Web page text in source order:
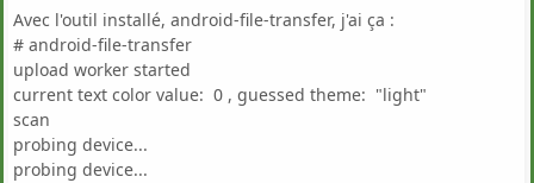
Avec l'outil installé, android-file-transfer, j'ai ça :
# android-file-transfer
upload worker started
current text color value: 0 , guessed theme: "light"
scan
probing device...
probing device...